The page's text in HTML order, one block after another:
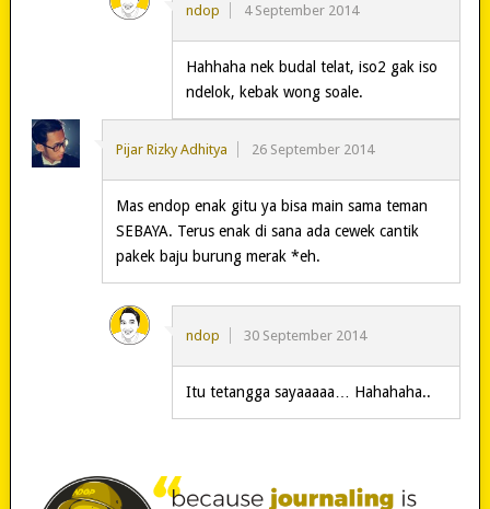
ndop 4 September 2014
Hahhaha nek budal telat, iso2 gak iso
ndelok, kebak wong soale.
Pijar Rizky Adhitya 26 September 2014
Mas endop enak gitu ya bisa main sama teman
SEBAYA. Terus enak di sana ada cewek cantik
pakek baju burung merak *eh.
ndop 30 September 2014
Itu tetangga sayaaaaa… Hahahaha..